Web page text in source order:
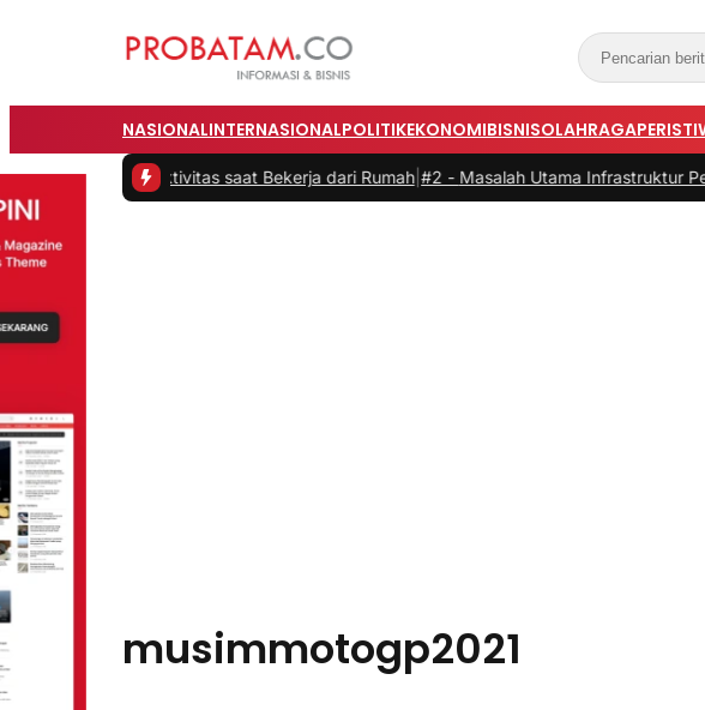
NASIONALINTERNASIONALPOLITIKEKONOMIBISNISOLAHRAGA
Produktivitas saat Bekerja dari Rumah |#2 -Masalah Utama Infrastruktur Pengisian
musimmotogp2021